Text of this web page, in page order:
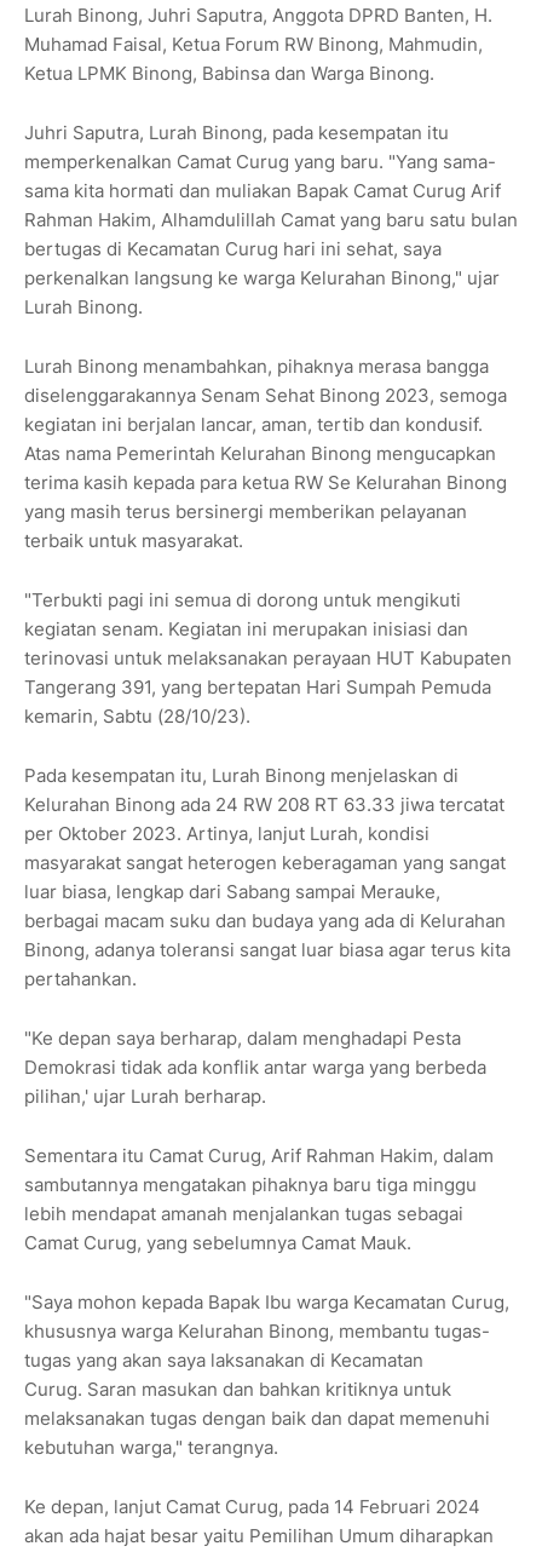
Lurah Binong, Juhri Saputra, Anggota DPRD Banten, H.
Muhamad Faisal, Ketua Forum RW Binong, Mahmudin,
Ketua LPMK Binong, Babinsa dan Warga Binong.
Juhri Saputra, Lurah Binong, pada kesempatan itu
memperkenalkan Camat Curug yang baru. "Yang sama-
sama kita hormati dan muliakan Bapak Camat Curug Arif
Rahman Hakim, Alhamdulillah Camat yang baru satu bulan
bertugas di Kecamatan Curug hari ini sehat, saya
perkenalkan langsung ke warga Kelurahan Binong," ujar
Lurah Binong.
Lurah Binong menambahkan, pihaknya merasa bangga
diselenggarakannya Senam Sehat Binong 2023, semoga
kegiatan ini berjalan lancar, aman, tertib dan kondusif.
Atas nama Pemerintah Kelurahan Binong mengucapkan
terima kasih kepada para ketua RW Se Kelurahan Binong
yang masih terus bersinergi memberikan pelayanan
terbaik untuk masyarakat.
"Terbukti pagi ini semua di dorong untuk mengikuti
kegiatan senam. Kegiatan ini merupakan inisiasi dan
terinovasi untuk melaksanakan perayaan HUT Kabupaten
Tangerang 391, yang bertepatan Hari Sumpah Pemuda
kemarin, Sabtu (28/10/23).
Pada kesempatan itu, Lurah Binong menjelaskan di
Kelurahan Binong ada 24 RW 208 RT 63.33 jiwa tercatat
per Oktober 2023. Artinya, lanjut Lurah, kondisi
masyarakat sangat heterogen keberagaman yang sangat
luar biasa, lengkap dari Sabang sampai Merauke,
berbagai macam suku dan budaya yang ada di Kelurahan
Binong, adanya toleransi sangat luar biasa agar terus kita
pertahankan.
"Ke depan saya berharap, dalam menghadapi Pesta
Demokrasi tidak ada konflik antar warga yang berbeda
pilihan,' ujar Lurah berharap.
Sementara itu Camat Curug, Arif Rahman Hakim, dalam
sambutannya mengatakan pihaknya baru tiga minggu
lebih mendapat amanah menjalankan tugas sebagai
Camat Curug, yang sebelumnya Camat Mauk.
"Saya mohon kepada Bapak Ibu warga Kecamatan Curug,
khususnya warga Kelurahan Binong, membantu tugas-
tugas yang akan saya laksanakan di Kecamatan
Curug. Saran masukan dan bahkan kritiknya untuk
melaksanakan tugas dengan baik dan dapat memenuhi
kebutuhan warga," terangnya.
Ke depan, lanjut Camat Curug, pada 14 Februari 2024
akan ada hajat besar yaitu Pemilihan Umum diharapkan